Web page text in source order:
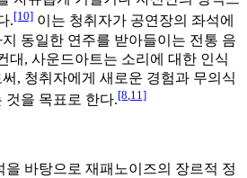
.[10] 이는 청취자가 공연장의 좌석에
동일한 연주를 받아들이는 전통 음
대, 사운드아트는 소리에 대한 인식
, 청취자에게 새로운 경험과 무의식
것을 목표로 한다.[8 11]
을 바탕으로 재패노이즈의 장르적 정